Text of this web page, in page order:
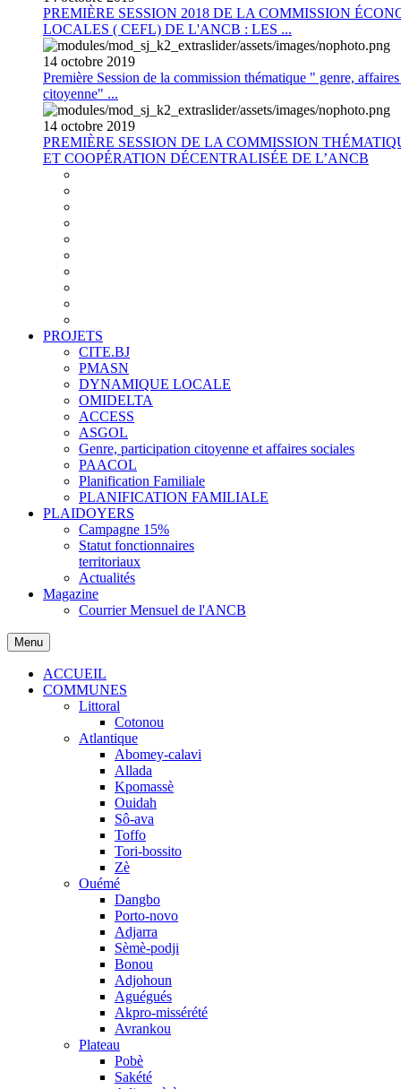
PREMIÈRE SESSION 2018 DE LA COMMISSION
LOCALES ( CEFL) DE L'ANCB : LES ...
14 octobre 2019
Première Session de la commission thématique " genre,
citoyenne" ...
14 octobre 2019
PREMIÈRE SESSION DE LA COMMISSION
ET COOPÉRATION DÉCENTRALISÉE DE L’ANCB
PROJETS
CITE.BJ
PMASN
DYNAMIQUE LOCALE
OMIDELTA
ACCESS
ASGOL
Genre, participation citoyenne et affaires sociales
PAACOL
Planification Familiale
PLANIFICATION FAMILIALE
PLAIDOYERS
Campagne 15%
Statut fonctionnaires
territoriaux
Actualités
Magazine
Courrier Mensuel de l'ANCB
Menu
ACCUEIL
COMMUNES
Littoral
Cotonou
Atlantique
Abomey-calavi
Allada
Kpomassè
Ouidah
Sô-ava
Toffo
Tori-bossito
Zè
Ouémé
Dangbo
Porto-novo
Adjarra
Sèmè-podji
Bonou
Adjohoun
Aguégués
Akpro-missérété
Avrankou
Plateau
Pobè
Sakété